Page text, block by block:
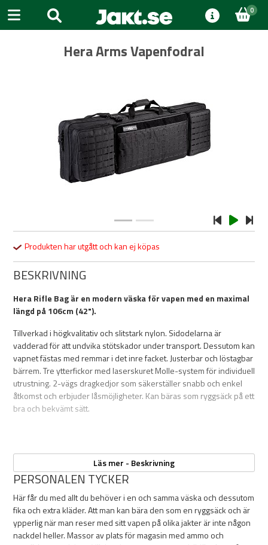
0
Hera Arms Vapenfodral
Previous
Produkten har utgått och kan ej köpas
BESKRIVNING
Hera Rifle Bag är en modern väska för vapen med en maximal
längd på 106cm (42").
Tillverkad i högkvalitativ och slitstark nylon. Sidodelarna är
vadderad för att undvika stötskador under transport. Dessutom kan
vapnet fästas med remmar i det inre facket. Justerbar och löstagbar
bärrem. Tre ytterfickor med laserskuret Molle-system för individuell
utrustning. 2-vägs dragkedjor som säkerställer snabb och enkel
åtkomst och erbjuder låsmöjligheter. Kan bäras som ryggsäck på ett
bra och bekvämt sätt.
Vikt: 2500g
Innermått: Lx106cm Bx35cmLäs mer - Beskrivning
PERSONALEN TYCKER
Här får du med allt du behöver i en och samma väska och dessutom
fika och extra kläder. Att man kan bära den som en ryggsäck och är
ypperlig när man reser med sitt vapen på olika jakter är inte någon
nackdel heller. Massor av plats för magasin med ammo och